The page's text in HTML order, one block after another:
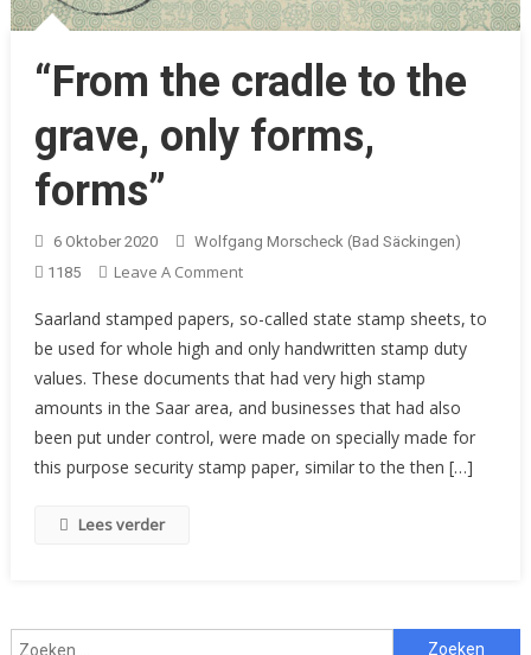
“From the cradle to the
grave, only forms,
forms”
6 Oktober 2020
Wolfgang Morscheck (Bad Säckingen)
1185
Leave A CommentOn
The
Cradle
To
The
Grave,
Only
Saarland stamped papers, so-called state stamp sheets, to
be used for whole high and only handwritten stamp duty
values. These documents that had very high stamp
amounts in the Saar area, and businesses that had also
been put under control, were made on specially made for
this purpose security stamp paper, similar to the then […]
Lees verder
Zoeken